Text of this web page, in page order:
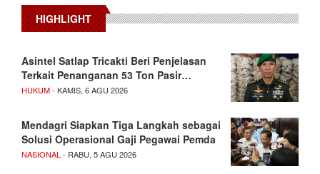
HIGHLIGHT
Asintel Satlap Tricakti Beri Penjelasan
Terkait Penanganan 53 Ton Pasir…
HUKUM- KAMIS, 6 AGU 2026
Mendagri Siapkan Tiga Langkah sebagai
Solusi Operasional Gaji Pegawai Pemda
NASIONAL - RABU, 5 AGU 2026